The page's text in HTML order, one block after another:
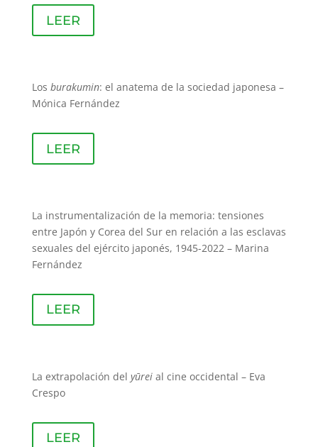
LEER
Los burakumin: el anatema de la sociedad japonesa –
Mónica Fernández
LEER
La instrumentalización de la memoria: tensiones
entre Japón y Corea del Sur en relación a las esclavas
sexuales del ejército japonés, 1945-2022 – Marina
Fernández
LEER
La extrapolación del yūreial cine occidental – Eva
Crespo
LEER